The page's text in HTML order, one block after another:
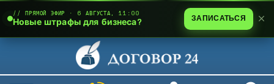
// ПРЯМОЙ ЭФИР · 6 АВГУСТА, 11:00
Новые штрафы для бизнеса? ЗАПИСАТЬСЯ